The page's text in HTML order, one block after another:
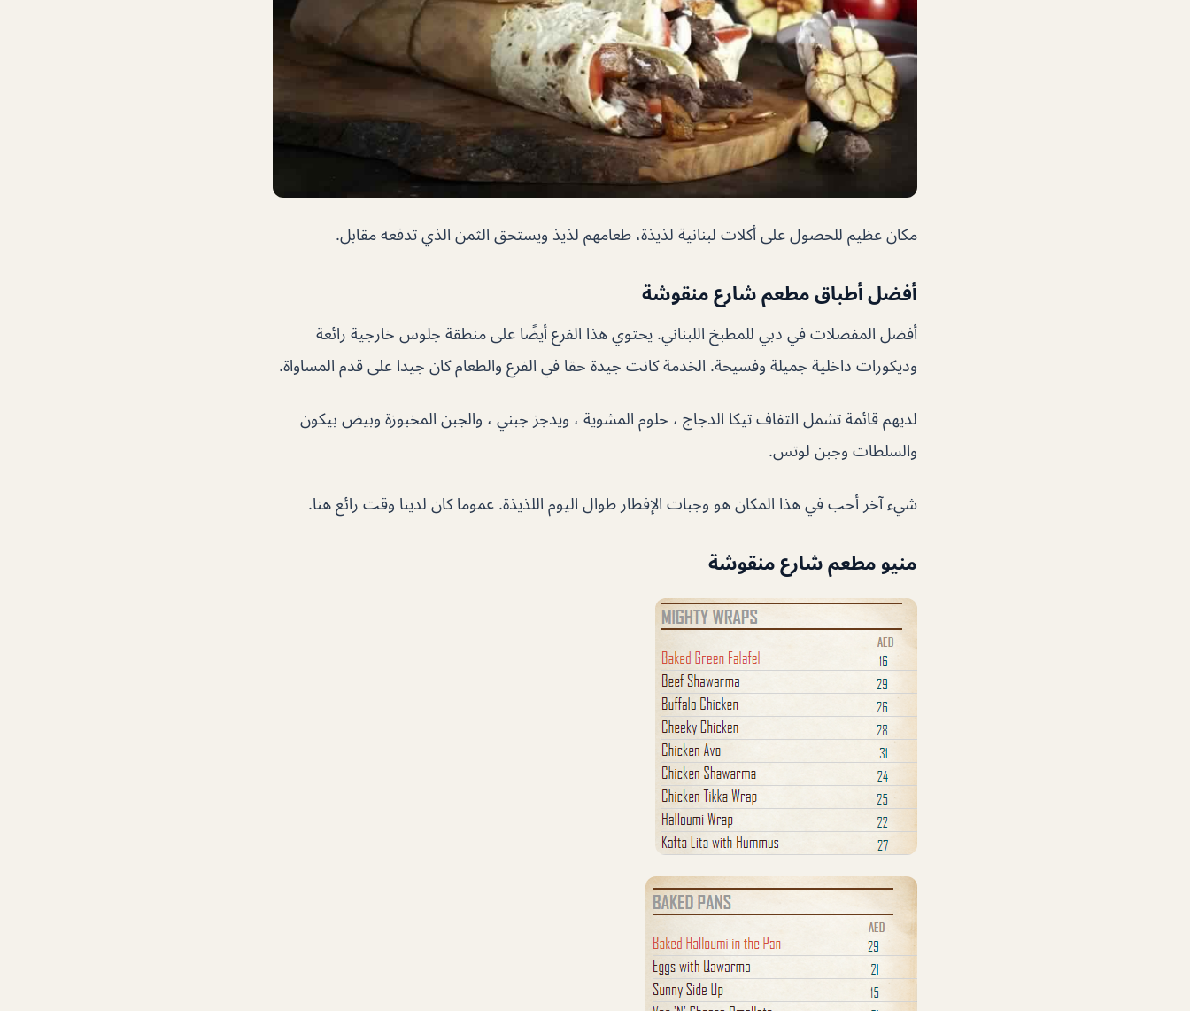
مكان عظيم للحصول على أكلات لبنانية لذيذة، طعامهم لذيذ ويستحق الثمن الذي تدفعه مقابل.
أفضل أطباق مطعم شارع منقوشة
أفضل المفضلات في دبي للمطبخ اللبناني. يحتوي هذا الفرع أيضًا على منطقة جلوس خارجية رائعة
وديكورات داخلية جميلة وفسيحة. الخدمة كانت جيدة حقا في الفرع والطعام كان جيدا على قدم المساواة.
لديهم قائمة تشمل التفاف تيكا الدجاج ، حلوم المشوية ، ويدجز جبني ، والجبن المخبوزة وبيض بيكون
والسلطات وجبن لوتس.
شيء آخر أحب في هذا المكان هو وجبات الإفطار طوال اليوم اللذيذة. عموما كان لدينا وقت رائع هنا.
منيو مطعم شارع منقوشة